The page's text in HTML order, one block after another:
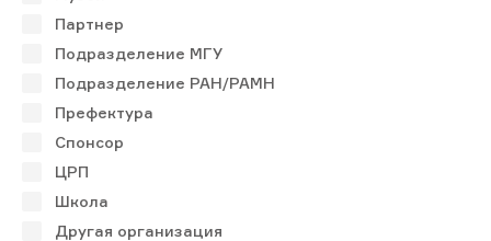
Партнер
Подразделение МГУ
Подразделение РАН/РАМН
Префектура
Спонсор
ЦРП
Школа
Другая организация